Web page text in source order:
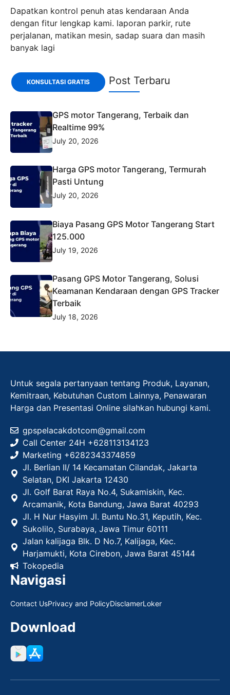
Dapatkan kontrol penuh atas kendaraan Anda
dengan fitur lengkap kami. laporan parkir, rute
perjalanan, matikan mesin, sadap suara dan masih
banyak lagi
KONSULTASI GRATIS Post Terbaru
GPS motor Tangerang, Terbaik dan
Realtime 99%
July 20, 2026
Harga GPS motor Tangerang, Termurah
Pasti Untung
July 20, 2026
Biaya Pasang GPS Motor Tangerang Start
125.000
July 19, 2026
Pasang GPS Motor Tangerang, Solusi
Keamanan Kendaraan dengan GPS Tracker
Terbaik
July 18, 2026
Untuk segala pertanyaan tentang Produk, Layanan,
Kemitraan, Kebutuhan Custom Lainnya, Penawaran
Harga dan Presentasi Online silahkan hubungi kami.
gpspelacakdotcom@gmail.com
Call Center 24H +628113134123
Marketing +6282343374859
Jl. Berlian II/ 14 Kecamatan Cilandak, Jakarta
Selatan, DKI Jakarta 12430
Jl. Golf Barat Raya No.4, Sukamiskin, Kec.
Arcamanik, Kota Bandung, Jawa Barat 40293
Jl. H Nur Hasyim Jl. Buntu No.31, Keputih, Kec.
Sukolilo, Surabaya, Jawa Timur 60111
Jalan kalijaga Blk. D No.7, Kalijaga, Kec.
Harjamukti, Kota Cirebon, Jawa Barat 45144
Tokopedia
Navigasi
Contact UsPrivacy and PolicyDisclamerLoker
Download